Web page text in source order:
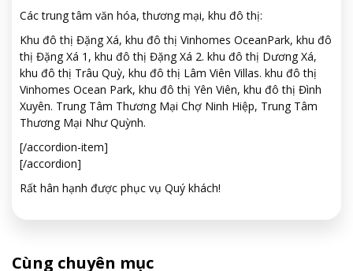
Các trung tâm văn hóa, thương mại, khu đô thị:
Khu đô thị Đặng Xá, khu đô thị Vinhomes OceanPark, khu đô
thị Đặng Xá 1, khu đô thị Đặng Xá 2. khu đô thị Dương Xá,
khu đô thị Trâu Quỳ, khu đô thị Lâm Viên Villas. khu đô thị
Vinhomes Ocean Park, khu đô thị Yên Viên, khu đô thị Đình
Xuyên. Trung Tâm Thương Mại Chợ Ninh Hiệp, Trung Tâm
Thương Mại Như Quỳnh.
[/accordion-item]
[/accordion]
Rất hân hạnh được phục vụ Quý khách!
Cùng chuyên mục